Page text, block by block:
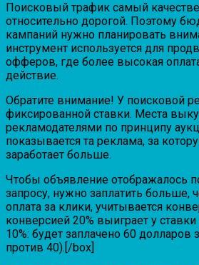
Поисковый трафик самый
относительно дорогой. Поэтому
кампаний нужно планировать
инструмент используется для
офферов, где более высокая
действие.
Обратите внимание! У поисковой
фиксированной ставки. Места
рекламодателями по принципу
показывается та реклама, за
заработает больше.
Чтобы объявление отображалось
запросу, нужно заплатить больше,
оплата за клики, учитывается
конверсией 20% выиграет у
10%: будет заплачено 60 долларов
против 40).[/box]